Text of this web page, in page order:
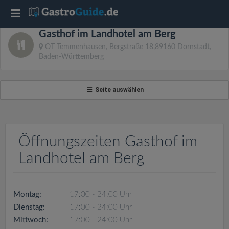
Gasthof im Landhotel am Berg
OT Temmenhausen, Bergstraße 18,89160 Dornstadt,
Baden-Württemberg
Seite auswählen
Öffnungszeiten Gasthof im
Landhotel am Berg
Montag:
17:00 - 24:00 Uhr
Dienstag:
17:00 - 24:00 Uhr
Mittwoch:
17:00 - 24:00 Uhr
T
o
e
a